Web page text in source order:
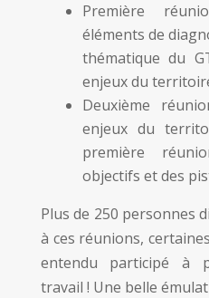
Première
éléments de
thématique du
enjeux du
Deuxième
enjeux du
première
objectifs et des
Plus de 250 personnes
à ces réunions,
entendu participé à
travail ! Une belle